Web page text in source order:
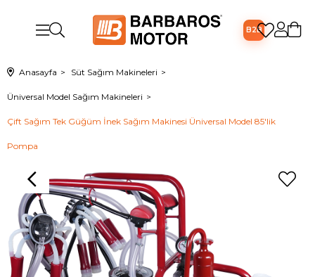
B2B
Anasayfa Süt Sağım Makineleri
Üniversal Model Sağım Makineleri
Çift Sağım Tek Güğüm İnek Sağım Makinesi Üniversal Model 85'lik
Pompa